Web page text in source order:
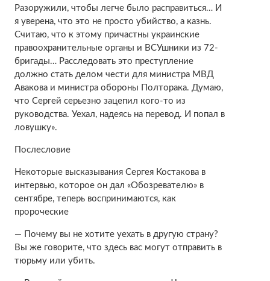
Разоружили, чтобы легче было расправиться… И
я уверена, что это не просто убийство, а казнь.
Считаю, что к этому причастны украинские
правоохранительные органы и ВСУшники из 72-
бригады… Расследовать это преступление
должно стать делом чести для министра МВД
Авакова и министра обороны Полторака. Думаю,
что Сергей серьезно зацепил кого-то из
руководства. Уехал, надеясь на перевод. И попал в
ловушку».
Послесловие
Некоторые высказывания Сергея Костакова в
интервью, которое он дал «Обозревателю» в
сентябре, теперь воспринимаются, как
пророческие
— Почему вы не хотите уехать в другую страну?
Вы же говорите, что здесь вас могут отправить в
тюрьму или убить.